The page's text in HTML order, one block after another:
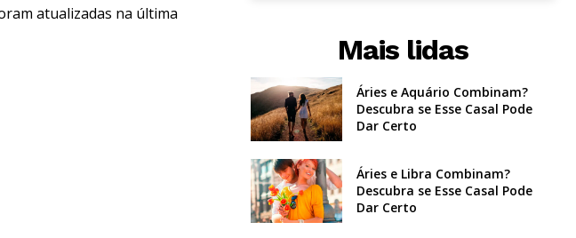
atualizadas na última
Mais lidas
Áries e Aquário Combinam?
Descubra se Esse Casal Pode
Dar Certo
Áries e Libra Combinam?
Descubra se Esse Casal Pode
Dar Certo